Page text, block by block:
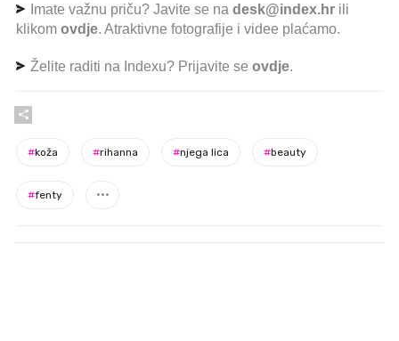
Imate važnu priču? Javite se na desk@index.hr ili
klikom ovdje. Atraktivne fotografije i videe plaćamo.
Želite raditi na Indexu? Prijavite se ovdje.
#koža #rihanna #njega lica #beauty
#fenty